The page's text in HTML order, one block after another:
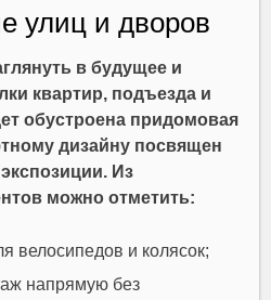
улиц и дворов
в будущее и
квартир, подъезда и
обустроена придомовая
дизайну посвящен
Из
можно отметить:
велосипедов и колясок;
напрямую без